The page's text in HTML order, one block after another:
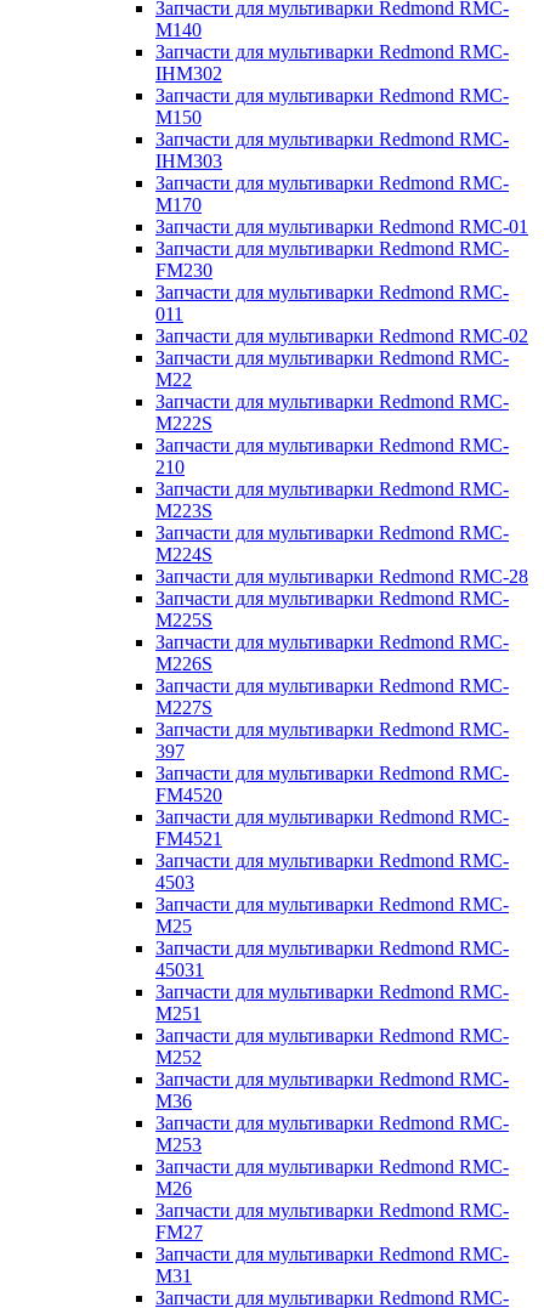
Запчасти для мультиварки Redmond RMC-
M140
Запчасти для мультиварки Redmond RMC-
IHM302
Запчасти для мультиварки Redmond RMC-
M150
Запчасти для мультиварки Redmond RMC-
IHM303
Запчасти для мультиварки Redmond RMC-
M170
Запчасти для мультиварки Redmond RMC-01
Запчасти для мультиварки Redmond RMC-
FM230
Запчасти для мультиварки Redmond RMC-
011
Запчасти для мультиварки Redmond RMC-02
Запчасти для мультиварки Redmond RMC-
M22
Запчасти для мультиварки Redmond RMC-
M222S
Запчасти для мультиварки Redmond RMC-
210
Запчасти для мультиварки Redmond RMC-
M223S
Запчасти для мультиварки Redmond RMC-
M224S
Запчасти для мультиварки Redmond RMC-28
Запчасти для мультиварки Redmond RMC-
M225S
Запчасти для мультиварки Redmond RMC-
M226S
Запчасти для мультиварки Redmond RMC-
M227S
Запчасти для мультиварки Redmond RMC-
397
Запчасти для мультиварки Redmond RMC-
FM4520
Запчасти для мультиварки Redmond RMC-
FM4521
Запчасти для мультиварки Redmond RMC-
4503
Запчасти для мультиварки Redmond RMC-
M25
Запчасти для мультиварки Redmond RMC-
45031
Запчасти для мультиварки Redmond RMC-
M251
Запчасти для мультиварки Redmond RMC-
M252
Запчасти для мультиварки Redmond RMC-
M36
Запчасти для мультиварки Redmond RMC-
M253
Запчасти для мультиварки Redmond RMC-
M26
Запчасти для мультиварки Redmond RMC-
FM27
Запчасти для мультиварки Redmond RMC-
M31
Запчасти для мультиварки Redmond RMC-